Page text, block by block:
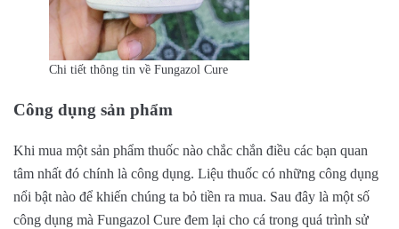
Chi tiết thông tin về Fungazol Cure
Công dụng sản phẩm
Khi mua một sản phẩm thuốc nào chắc chắn điều các bạn quan
tâm nhất đó chính là công dụng. Liệu thuốc có những công dụng
nổi bật nào để khiến chúng ta bỏ tiền ra mua. Sau đây là một số
công dụng mà Fungazol Cure đem lại cho cá trong quá trình sử